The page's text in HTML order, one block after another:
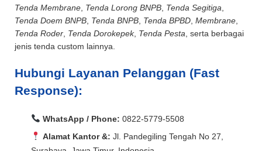
Tenda Membrane Tenda Lorong BNPB Tenda Segitiga
Tenda Doem BNPB Tenda BNPB Tenda BPBD Membrane
Tenda Roder Tenda Dorokepek, Tenda Pesta , serta berbagai
jenis tenda custom lainnya.
Hubungi Layanan Pelanggan (Fast
Response):
WhatsApp / Phone: 0822-5779-5508
Alamat Kantor &: Jl. Pandegiling Tengah No 27,